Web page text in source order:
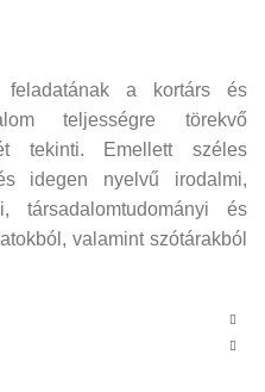
a kortárs és
teljességre törekvő
tekinti. Emellett széles
idegen nyelvű irodalmi,
társadalomtudományi és
valamint szótárakból